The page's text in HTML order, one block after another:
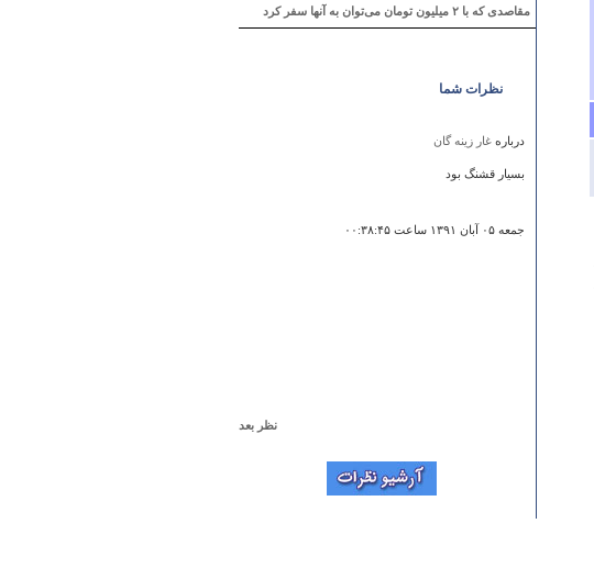
مقاصدی که با ۲ میلیون تومان می‌توان به آنها سفر کرد
نظرات شما
درباره غار زينه گان
بسیار قشنگ بود
جمعه ۰۵ آبان ۱۳۹۱ ساعت ۰۰:۳۸:۴۵
من نمی تونم رو نقشه پیداش کنم
نظر بعد